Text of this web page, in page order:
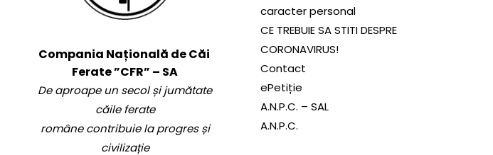
Compania Națională de Căi
Ferate ”CFR” – SA
De aproape un secol și jumătate
căile ferate
române contribuie la progres și
civilizație
caracter personal
CE TREBUIE SA STITI DESPRE
CORONAVIRUS!
Contact
ePetiție
A.N.P.C. – SAL
A.N.P.C.